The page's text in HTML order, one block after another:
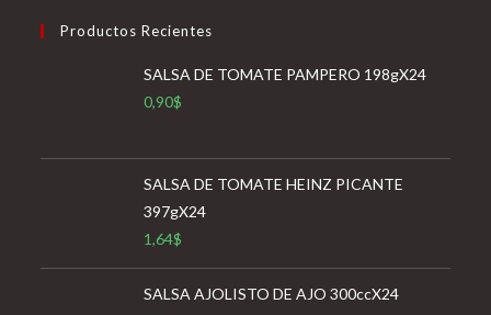
Productos Recientes
SALSA DE TOMATE PAMPERO 198gX24
0,90$
SALSA DE TOMATE HEINZ PICANTE
397gX24
1,64$
SALSA AJOLISTO DE AJO 300ccX24